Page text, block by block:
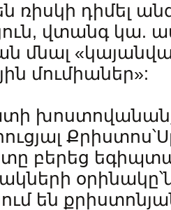
ռիսկի դիմել
վտանգ կա.
մնալ
մումիաներ»:
բերեց
են